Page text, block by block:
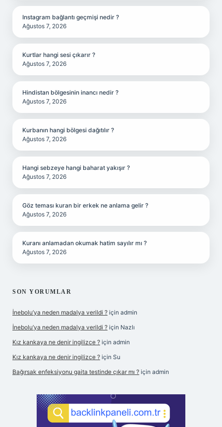
Instagram bağlantı geçmişi nedir ?
Ağustos 7, 2026
Kurtlar hangi sesi çıkarır ?
Ağustos 7, 2026
Hindistan bölgesinin inancı nedir ?
Ağustos 7, 2026
Kurbanın hangi bölgesi dağıtılır ?
Ağustos 7, 2026
Hangi sebzeye hangi baharat yakışır ?
Ağustos 7, 2026
Göz teması kuran bir erkek ne anlama gelir ?
Ağustos 7, 2026
Kuranı anlamadan okumak hatim sayılır mı ?
Ağustos 7, 2026
SON YORUMLAR
İnebolu’ya neden madalya verildi ? için admin
İnebolu’ya neden madalya verildi ? için Nazlı
Kız kankaya ne denir ingilizce ? için admin
Kız kankaya ne denir ingilizce ? için Su
Bağırsak enfeksiyonu gaita testinde çıkar mı ? için admin